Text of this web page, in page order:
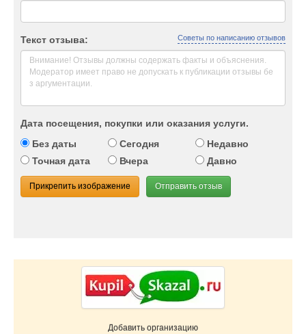
Текст отзыва: Советы по написанию отзывов
Дата посещения, покупки или оказания услуги.
Без даты
Сегодня
Недавно
Точная дата
Вчера Давно
Прикрепить изображение Отправить отзыв
Добавить организацию